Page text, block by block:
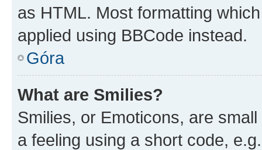
as HTML. Most formatting
applied using BBCode instead.
Góra
What are Smilies?
Smilies, or Emoticons, are
a feeling using a short code,